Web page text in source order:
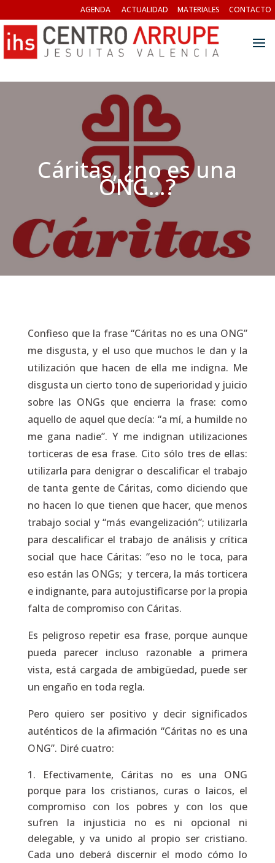
AGENDA ACTUALIDAD MATERIALES CONTACTO
Cáritas, ¿no es una
ONG…?
Confieso que la frase “Cáritas no es una ONG”
me disgusta, y el uso que muchos le dan y la
utilización que hacen de ella me indigna. Me
disgusta un cierto tono de superioridad y juicio
sobre las ONGs que encierra la frase: como
aquello de aquel que decía: “a mí, a humilde no
me gana nadie”. Y me indignan utilizaciones
torticeras de esa frase. Cito sólo tres de ellas:
utilizarla para denigrar o descalificar el trabajo
de tanta gente de Cáritas, como diciendo que
no hacen lo que tienen que hacer, que menos
trabajo social y “más evangelización”; utilizarla
para descalificar el trabajo de análisis y crítica
social que hace Cáritas: “eso no le toca, para
eso están las ONGs; y tercera, la más torticera
e indignante, para autojustificarse por la propia
falta de compromiso con Cáritas.
Es peligroso repetir esa frase, porque aunque
pueda parecer incluso razonable a primera
vista, está cargada de ambigüedad, puede ser
un engaño en toda regla.
Pero quiero ser positivo y decir significados
auténticos de la afirmación “Cáritas no es una
ONG”. Diré cuatro:
Efectivamente, Cáritas no es una ONG
porque para los cristianos, curas o laicos, el
compromiso con los pobres y con los que
sufren la injusticia no es ni opcional ni
delegable, y va unido al propio ser cristiano.
Cada uno deberá discernir el modo cómo lo